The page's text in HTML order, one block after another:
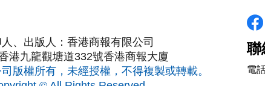
、出版人：香港商報有限公司
港九龍觀塘道332號香港商報大廈
版權所有，未經授權，不得複製或轉載。
聯
電